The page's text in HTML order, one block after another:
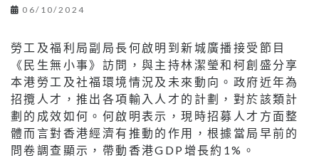
06/10/2024
勞工及福利局副局長何啟明到新城廣播接受節目
《民生無小事》訪問，與主持林潔瑩和柯創盛分享
本港勞工及社福環境情況及未來動向。政府近年為
招攬人才，推出各項輸入人才的計劃，對於該類計
劃的成效如何。何啟明表示，現時招募人才方面整
體而言對香港經濟有推動的作用，根據當局早前的
問卷調查顯示，帶動香港GDP增長約1%。